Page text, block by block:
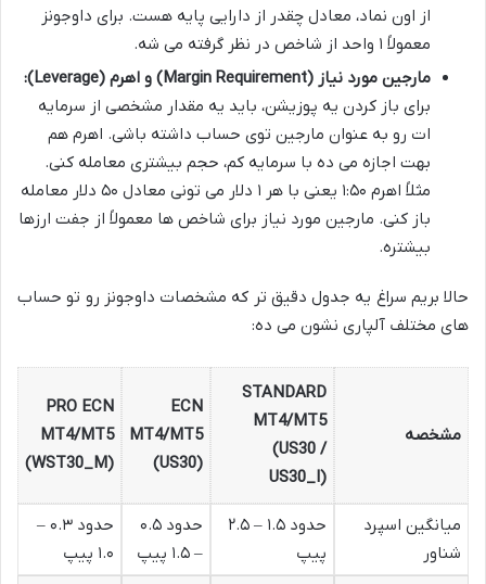
از اون نماد، معادل چقدر از دارایی پایه هست. برای داوجونز
معمولاً ۱ واحد از شاخص در نظر گرفته می شه.
مارجین مورد نیاز (Margin Requirement) و اهرم (Leverage):
برای باز کردن یه پوزیشن، باید یه مقدار مشخصی از سرمایه
ات رو به عنوان مارجین توی حساب داشته باشی. اهرم هم
بهت اجازه می ده با سرمایه کم، حجم بیشتری معامله کنی.
مثلاً اهرم ۱:۵۰ یعنی با هر ۱ دلار می تونی معادل ۵۰ دلار معامله
باز کنی. مارجین مورد نیاز برای شاخص ها معمولاً از جفت ارزها
بیشتره.
حالا بریم سراغ یه جدول دقیق تر که مشخصات داوجونز رو تو حساب
های مختلف آلپاری نشون می ده:
مشخصه
STANDARD
MT4/MT5
(US30 /
US30_I)
ECN
MT4/MT5
(US30)
PRO ECN
MT4/MT5
(WST30_M)
میانگین اسپرد
شناور
حدود ۱.۵ – ۲.۵
پیپ
حدود ۰.۵
– ۱.۵ پیپ
حدود ۰.۳ –
۱.۰ پیپ